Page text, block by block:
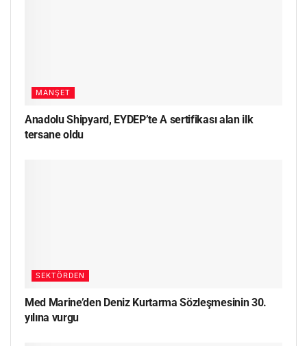
MANŞET
Anadolu Shipyard, EYDEP’te A sertifikası alan ilk
tersane oldu
SEKTÖRDEN
Med Marine’den Deniz Kurtarma Sözleşmesinin 30.
yılına vurgu